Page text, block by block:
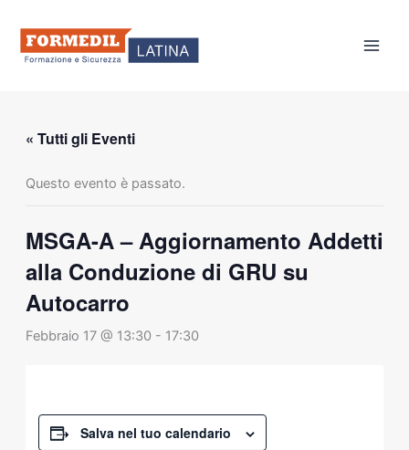
contenuto
« Tutti gli Eventi
Questo evento è passato.
MSGA-A – Aggiornamento Addetti
alla Conduzione di GRU su
Autocarro
Febbraio 17 @ 13:30- 17:30
Salva nel tuo calendario